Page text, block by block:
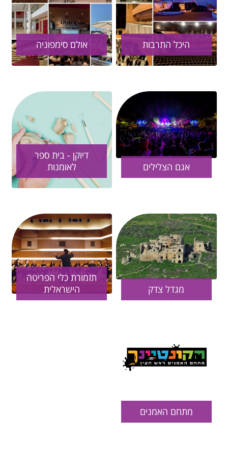
היכל התרבות אולם סימפוניה
אגם הצלילים
דיוקן - בית ספר
לאומנות
מגדל צדק
תזמורת כלי הפריטה
הישראלית
מתחם האמנים